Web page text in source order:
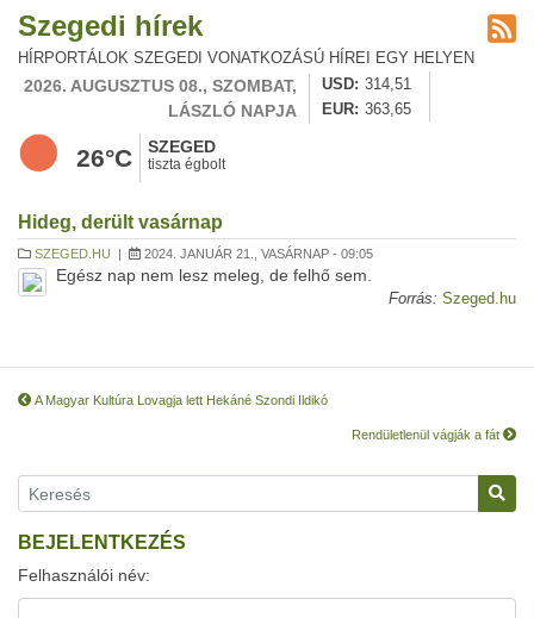
Szegedi hírek
HÍRPORTÁLOK SZEGEDI VONATKOZÁSÚ HÍREI EGY HELYEN
2026. AUGUSZTUS 08., SZOMBAT,
LÁSZLÓ NAPJA
USD
314,51
EUR
363,65
26°C SZEGED
tiszta égbolt
Hideg, derült vasárnap
SZEGED.HU | 2024. JANUÁR 21., VASÁRNAP - 09:05
Egész nap nem lesz meleg, de felhő sem.
Forrás: Szeged.hu
A Magyar Kultúra Lovagja lett Hekáné Szondi Ildikó
Rendületlenül vágják a fát
BEJELENTKEZÉS
Felhasználói név: